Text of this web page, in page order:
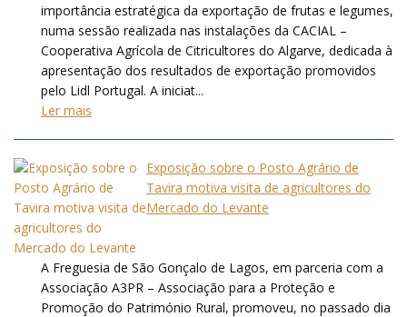
importância estratégica da exportação de frutas e legumes,
numa sessão realizada nas instalações da CACIAL –
Cooperativa Agrícola de Citricultores do Algarve, dedicada à
apresentação dos resultados de exportação promovidos
pelo Lidl Portugal. A iniciat...
Ler mais
Exposição sobre o Posto Agrário de
Tavira motiva visita de agricultores do
Mercado do Levante
A Freguesia de São Gonçalo de Lagos, em parceria com a
Associação A3PR – Associação para a Proteção e
Promoção do Património Rural, promoveu, no passado dia